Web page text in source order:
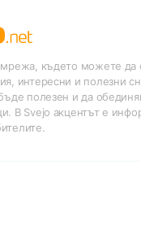
където можете да
интересни и полезни
полезен и да
В Svejo акцентът е